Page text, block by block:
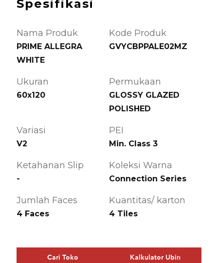
Spesifikasi
Nama Produk
PRIME ALLEGRA
WHITE
Kode Produk
GVYCBPPALE02MZ
Ukuran
60x120
Permukaan
GLOSSY GLAZED
POLISHED
Variasi
V2
PEI
Min. Class 3
Ketahanan Slip
-
Koleksi Warna
Connection Series
Jumlah Faces
4 Faces
Kuantitas/ karton
4 Tiles
Cari Toko Kalkulator Ubin